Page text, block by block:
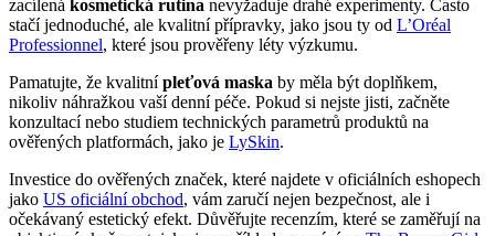
zacílená kosmetická rutina nevyžaduje drahé experimenty. Často
stačí jednoduché, ale kvalitní přípravky, jako jsou ty od L’Oréal
Professionnel, které jsou prověřeny léty výzkumu.
Pamatujte, že kvalitnípleťová maska by měla být doplňkem,
nikoliv náhražkou vaší denní péče. Pokud si nejste jisti, začněte
konzultací nebo studiem technických parametrů produktů na
ověřených platformách, jako je LySkin.
Investice do ověřených značek, které najdete v oficiálních eshopech
jako US oficiální obchod, vám zaručí nejen bezpečnost, ale i
očekávaný estetický efekt. Důvěřujte recenzím, které se zaměřují na